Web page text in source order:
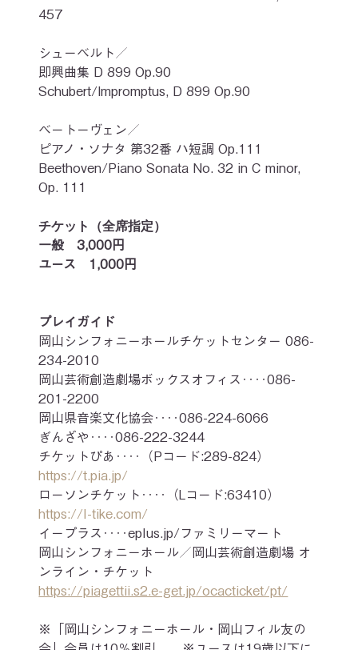
457
シューベルト／
即興曲集 D 899 Op.90
Schubert/Impromptus, D 899 Op.90
ベートーヴェン／
ピアノ・ソナタ 第32番 ハ短調 Op.111
Beethoven/Piano Sonata No. 32 in C minor,
Op. 111
チケット（全席指定）
一般　3,000円
ユース　1,000円
プレイガイド
岡山シンフォニーホールチケットセンター 086-
234-2010
岡山芸術創造劇場ボックスオフィス‥‥086-
201-2200
岡山県音楽文化協会‥‥086-224-6066
ぎんざや‥‥086-222-3244
チケットぴあ‥‥（Pコード:289-824）
https://t.pia.jp/
ローソンチケット‥‥（Lコード:63410）
https://l-tike.com/
イープラス‥‥eplus.jp/ファミリーマート
岡山シンフォニーホール／岡山芸術創造劇場 オ
ンライン・チケット
https://piagettii.s2.e-get.jp/ocacticket/pt/
※「岡山シンフォニーホール・岡山フィル友の